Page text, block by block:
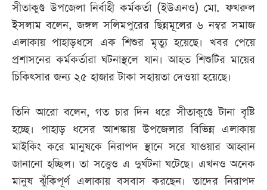
সীতাকুণ্ড উপজেলা নির্বাহী কর্মকর্তা (ইউএনও) মো. ফখরুল
ইসলাম বলেন, জঙ্গল সলিমপুরের ছিন্নমূলের ৬ নম্বর সমাজ
এলাকায় পাহাড়ধসে এক শিশুর মৃত্যু হয়েছে। খবর পেয়ে
প্রশাসনের কর্মকর্তারা ঘটনাস্থলে যান। আহত শিশুটির মায়ের
চিকিৎসার জন্য ২৫ হাজার টাকা সহায়তা দেওয়া হয়েছে।
তিনি আরো বলেন, গত চার দিন ধরে সীতাকুণ্ডে টানা বৃষ্টি
হচ্ছে। পাহাড় ধসের আশঙ্কায় উপজেলার বিভিন্ন এলাকায়
মাইকিং করে মানুষকে নিরাপদ স্থানে সরে যাওয়ার আহ্বান
জানানো হচ্ছিল। তা সত্ত্বেও এ দুর্ঘটনা ঘটেছে। এখনও অনেক
মানুষ ঝুঁকিপূর্ণ এলাকায় বসবাস করছেন। তাদের নিরাপদ